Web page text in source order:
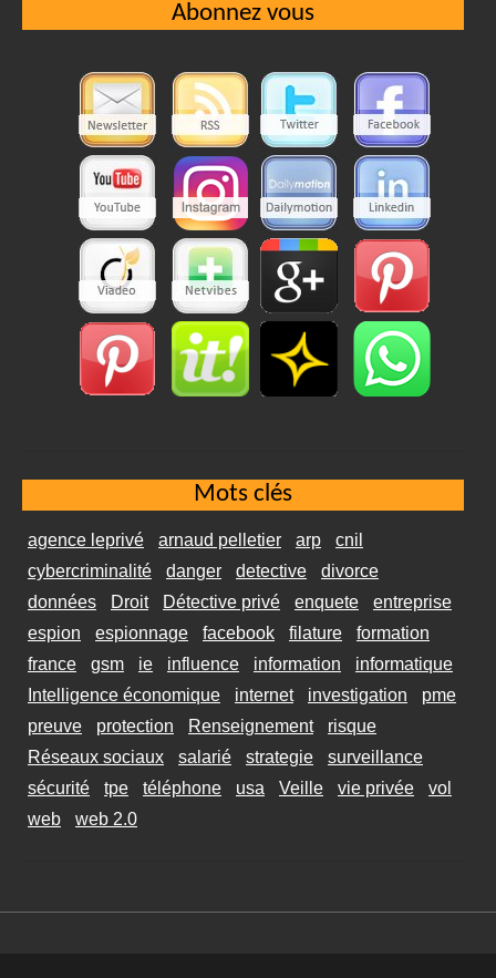
Abonnez vous
Mots clés
agence leprivé arnaud pelletier arp
cnil
cybercriminalité
danger detective
divorce
données
Droit Détective privé enquete
entreprise
espion
espionnage facebook filature
formation
france
gsm ie influence information
informatique
Intelligence économique
internet investigation
pme
preuve
protection Renseignement
risque
Réseaux sociaux
salarié strategie
surveillance
sécurité
tpe téléphone usa Veille vie privée
vol
web
web 2.0